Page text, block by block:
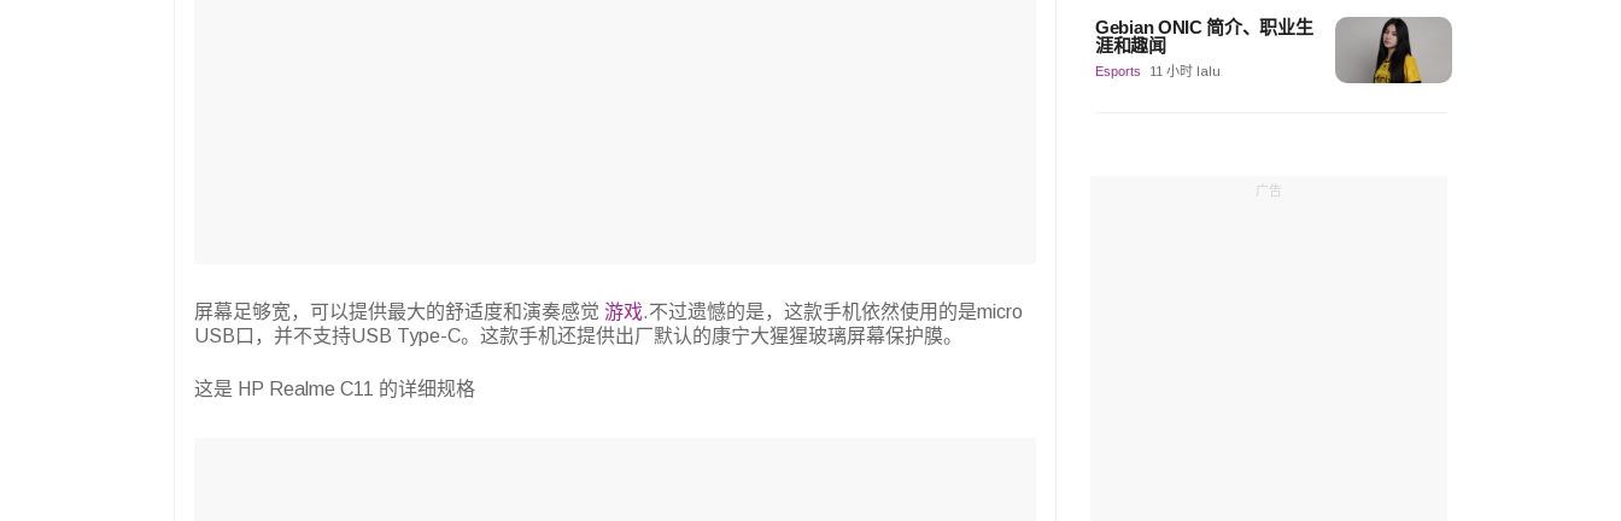
屏幕足够宽，可以提供最大的舒适度和演奏感觉 游戏.不过遗憾的是，这款手机依然使用的是micro
USB口，并不支持USB Type-C。这款手机还提供出厂默认的康宁大猩猩玻璃屏幕保护膜。
这是 HP Realme C11 的详细规格
Gebian ONIC 简介、职业生
涯和趣闻
Esports 11 小时 lalu
广告